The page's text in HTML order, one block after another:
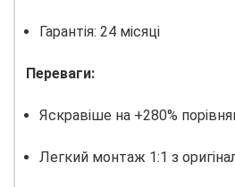
Гарантія: 24 місяці
Переваги:
Яскравіше на +280%
Легкий монтаж 1:1 з